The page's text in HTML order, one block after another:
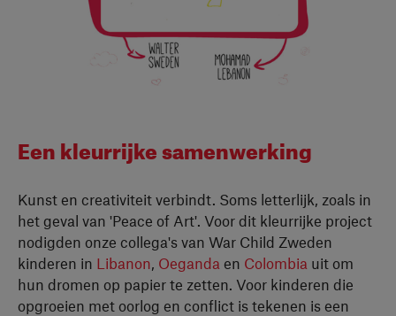
Een kleurrijke samenwerking
Kunst en creativiteit verbindt. Soms letterlijk, zoals in
het geval van 'Peace of Art'. Voor dit kleurrijke project
nodigden onze collega's van War Child Zweden
kinderen in Libanon, Oeganda en Colombia uit om
hun dromen op papier te zetten. Voor kinderen die
opgroeien met oorlog en conflict is tekenen is een